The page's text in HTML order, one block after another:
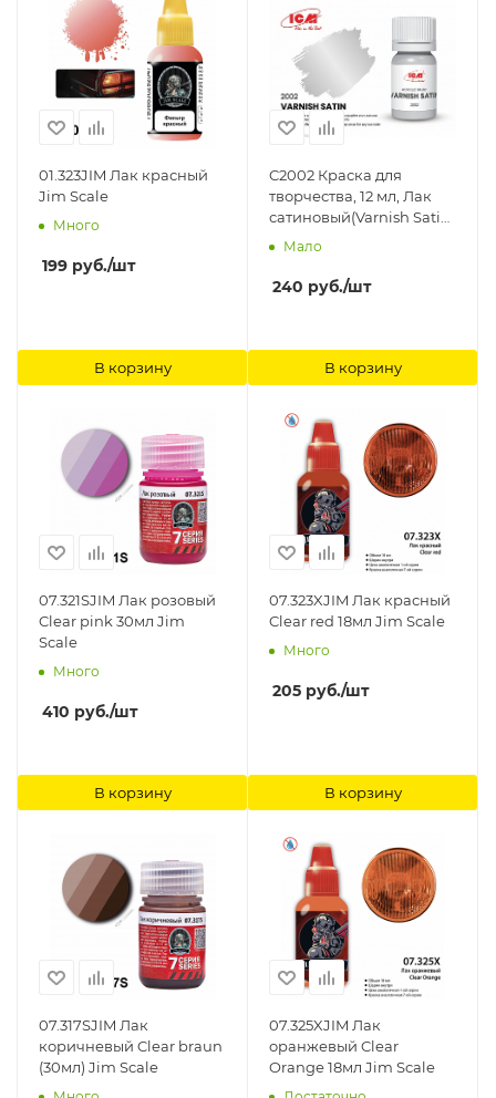
01.323JIM Лак красный
Jim Scale
Много
199 руб./шт
В корзину
C2002 Краска для
творчества, 12 мл, Лак
сатиновый(Varnish Satin)
ICM-Color
Мало
240 руб./шт
В корзину
07.321SJIM Лак розовый
Clear pink 30мл Jim
Scale
Много
410 руб./шт
В корзину
07.323XJIM Лак красный
Clear red 18мл Jim Scale
Много
205 руб./шт
В корзину
07.317SJIM Лак
коричневый Clear braun
(30мл) Jim Scale
07.325XJIM Лак
оранжевый Clear
Orange 18мл Jim Scale